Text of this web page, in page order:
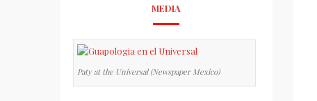
MEDIA
Paty at the Universal (Newspaper Mexico)